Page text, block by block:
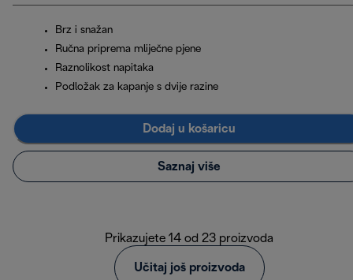
Brz i snažan
Ručna priprema mliječne pjene
Raznolikost napitaka
Podložak za kapanje s dvije razine
Dodaj u košaricu
Saznaj više
Prikazujete 14 od 23 proizvoda
Učitaj još proizvoda